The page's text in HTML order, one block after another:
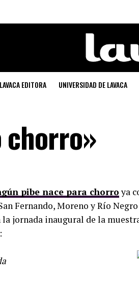
LAVACA EDITORA UNIVERSIDAD DE LAVACA
chorro»
pibe nace para chorroya
Fernando, Moreno y Río
jornada inaugural de la